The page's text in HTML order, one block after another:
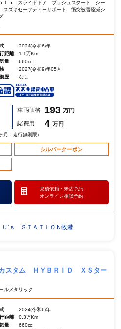
ｔｈ スライドドア プッシュスタート シー
ズキセーフティーサポート 衝突被害軽減シ
2024(令和6)年
距離
1.1万Km
量
660cc
2027(令和9)年05月
歴
なし
車両価格 193 万円
諸費用
4 万円
月：走行無制限)
シルバークーポン
見積依頼・ 来店予約
オンライン相談予約
Ｕ’ｓ ＳＴＡＴＩＯＮ牧港
カスタム ＨＹＢＲＩＤ ＸＳター
ルメタリック
2024(令和6)年
距離
0.3万Km
量
660cc